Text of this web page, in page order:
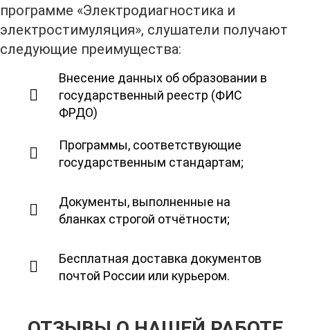
программе «Электродиагностика и
электростимуляция», слушатели получают
следующие преимущества:
Внесение данных об образовании в
государственный реестр (ФИС
ФРДО)
Программы, соответствующие
государственным стандартам;
Документы, выполненные на
бланках строгой отчётности;
Бесплатная доставка документов
почтой России или курьером.